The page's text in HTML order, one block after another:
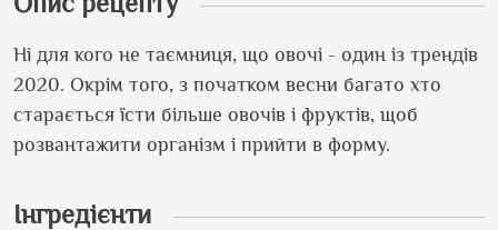
Ні для кого не таємниця, що овочі - один із трендів
2020. Окрім того, з початком весни багато хто
старається їсти більше овочів і фруктів, щоб
розвантажити організм і прийти в форму.
Інгредієнти